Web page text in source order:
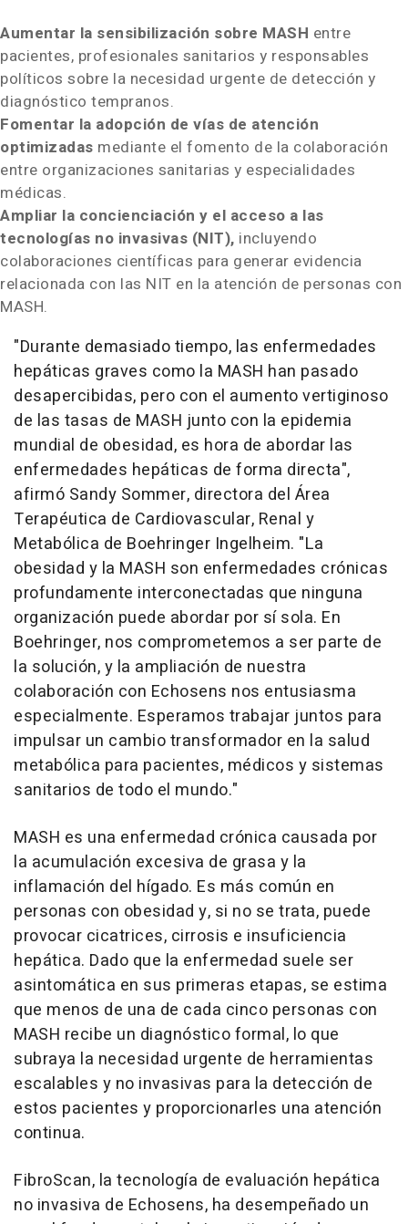
Aumentar la sensibilización sobre MASH entre
pacientes, profesionales sanitarios y responsables
políticos sobre la necesidad urgente de detección y
diagnóstico tempranos.
Fomentar la adopción de vías de atención
optimizadas mediante el fomento de la colaboración
entre organizaciones sanitarias y especialidades
médicas.
Ampliar la concienciación y el acceso a las
tecnologías no invasivas (NIT), incluyendo
colaboraciones científicas para generar evidencia
relacionada con las NIT en la atención de personas con
MASH.
"Durante demasiado tiempo, las enfermedades
hepáticas graves como la MASH han pasado
desapercibidas, pero con el aumento vertiginoso
de las tasas de MASH junto con la epidemia
mundial de obesidad, es hora de abordar las
enfermedades hepáticas de forma directa",
afirmó Sandy Sommer, directora del Área
Terapéutica de Cardiovascular, Renal y
Metabólica de Boehringer Ingelheim. "La
obesidad y la MASH son enfermedades crónicas
profundamente interconectadas que ninguna
organización puede abordar por sí sola. En
Boehringer, nos comprometemos a ser parte de
la solución, y la ampliación de nuestra
colaboración con Echosens nos entusiasma
especialmente. Esperamos trabajar juntos para
impulsar un cambio transformador en la salud
metabólica para pacientes, médicos y sistemas
sanitarios de todo el mundo."
MASH es una enfermedad crónica causada por
la acumulación excesiva de grasa y la
inflamación del hígado. Es más común en
personas con obesidad y, si no se trata, puede
provocar cicatrices, cirrosis e insuficiencia
hepática. Dado que la enfermedad suele ser
asintomática en sus primeras etapas, se estima
que menos de una de cada cinco personas con
MASH recibe un diagnóstico formal, lo que
subraya la necesidad urgente de herramientas
escalables y no invasivas para la detección de
estos pacientes y proporcionarles una atención
continua.
FibroScan, la tecnología de evaluación hepática
no invasiva de Echosens, ha desempeñado un